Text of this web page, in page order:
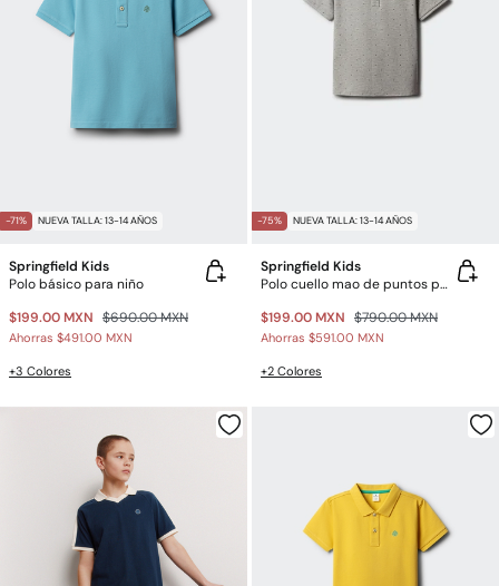
-71% NUEVA TALLA: 13-14 AÑOS
Springfield Kids
Polo básico para niño
$199.00 MXN $690.00 MXN
Ahorras $491.00 MXN
+3 Colores
-75% NUEVA TALLA: 13-14 AÑOS
Springfield Kids
Polo cuello mao de puntos para niño
$199.00 MXN $790.00 MXN
Ahorras $591.00 MXN
+2 Colores